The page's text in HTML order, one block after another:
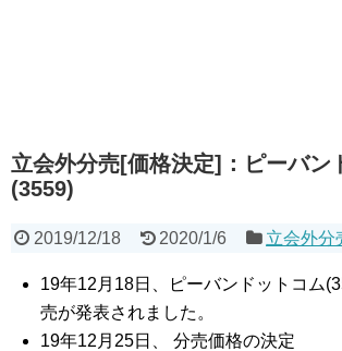
立会外分売[価格決定]：ピーバン
(3559)
2019/12/18 2020/1/6 立会外分
19年12月18日、ピーバンドットコム
売が発表されました。
19年12月25日、 分売価格の決定